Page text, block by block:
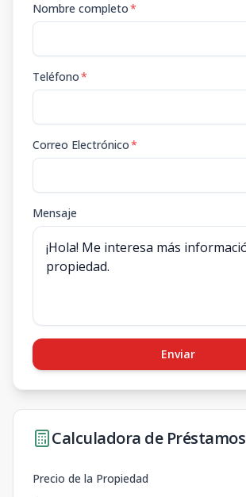
Nombre completo*
Teléfono*
Correo Electrónico*
Mensaje
Enviar
Calculadora de Préstamos
Precio de la Propiedad